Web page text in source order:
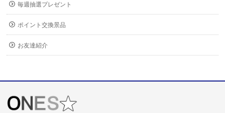
毎週抽選プレゼント
ポイント交換景品
お友達紹介